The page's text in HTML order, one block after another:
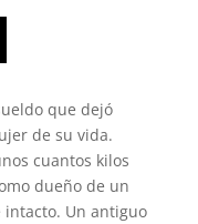
que dejó
de su vida.
cuantos kilos
dueño de un
Un antiguo